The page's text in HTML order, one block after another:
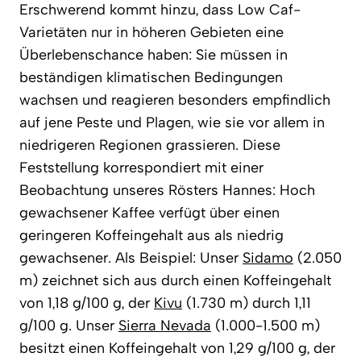
Erschwerend kommt hinzu, dass Low Caf-
Varietäten nur in höheren Gebieten eine
Überlebenschance haben: Sie müssen in
beständigen klimatischen Bedingungen
wachsen und reagieren besonders empfindlich
auf jene Peste und Plagen, wie sie vor allem in
niedrigeren Regionen grassieren. Diese
Feststellung korrespondiert mit einer
Beobachtung unseres Rösters Hannes: Hoch
gewachsener Kaffee verfügt über einen
geringeren Koffeingehalt aus als niedrig
gewachsener. Als Beispiel: Unser Sidamo (2.050
m) zeichnet sich aus durch einen Koffeingehalt
von 1,18 g/100 g, der Kivu (1.730 m) durch 1,11
g/100 g. Unser Sierra Nevada (1.000-1.500 m)
besitzt einen Koffeingehalt von 1,29 g/100 g, der